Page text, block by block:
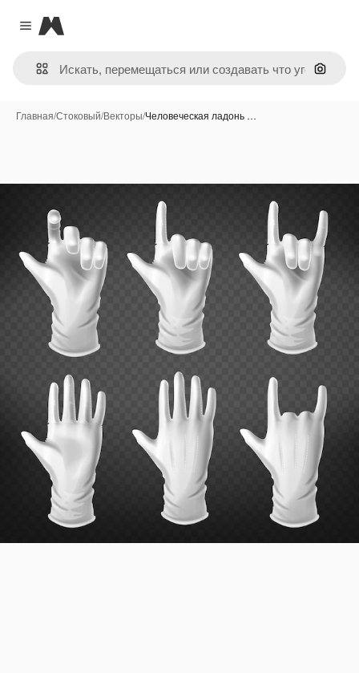
Close menu
Magnific
Поиск
Главная/Стоковый/Векторы/Человеческая ладонь …